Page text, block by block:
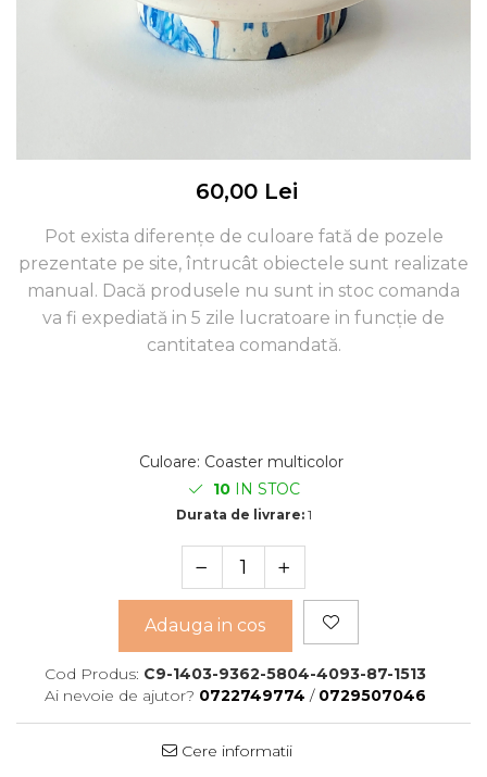
60,00 Lei
Pot exista diferențe de culoare fată de pozele
prezentate pe site, întrucât obiectele sunt realizate
manual. Dacă produsele nu sunt in stoc comanda
va fi expediată in 5 zile lucratoare in funcție de
cantitatea comandată.
Culoare: Coaster multicolor
10IN STOC
Durata de livrare:1
Adauga in cos
Cod Produs: C9-1403-9362-5804-4093-87-1513
Ai nevoie de ajutor? 0722749774 / 0729507046
Cere informatii